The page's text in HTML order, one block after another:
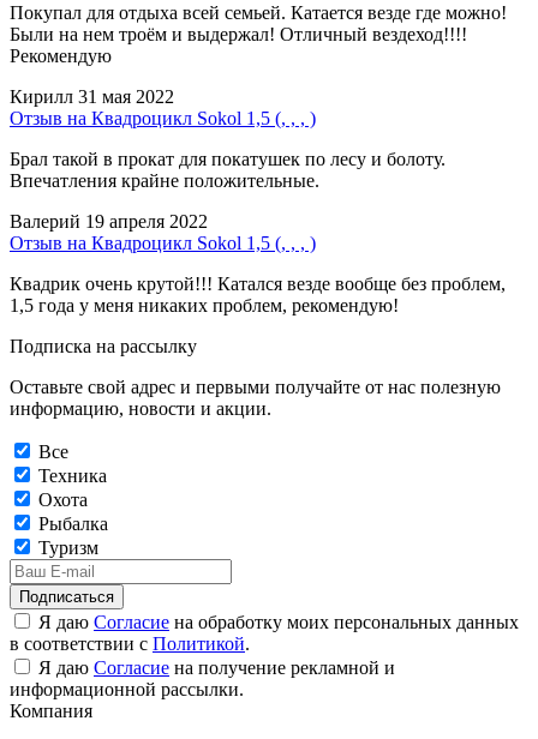
Покупал для отдыха всей семьей. Катается везде где можно!
Были на нем троём и выдержал! Отличный вездеход!!!!
Рекомендую
Кирилл 31 мая 2022
Отзыв на Квадроцикл Sokol 1,5 (, , , )
Брал такой в прокат для покатушек по лесу и болоту.
Впечатления крайне положительные.
Валерий 19 апреля 2022
Отзыв на Квадроцикл Sokol 1,5 (, , , )
Квадрик очень крутой!!! Катался везде вообще без проблем,
1,5 года у меня никаких проблем, рекомендую!
Подписка на рассылку
Оставьте свой адрес и первыми получайте от нас полезную
информацию, новости и акции.
Все
Техника
Охота
Рыбалка
Туризм
Подписаться
Я даю Согласие на обработку моих персональных данных
в соответствии с Политикой.
Я даю Согласие на получение рекламной и
информационной рассылки.
Компания